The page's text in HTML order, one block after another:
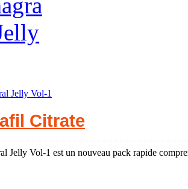
Jelly Vol-1
Citrate
Jelly Vol-1 est un nouveau pack rapide